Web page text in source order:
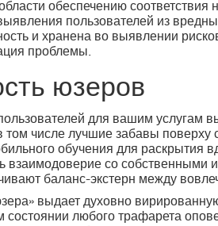
обеспечению
пользователей из
и хранена во выявлении
проблемы.
юзеров
для вашим услугам
том числе лучшие забавы
обучения для раскрытия
взаимодоверие со собственными
баланс-экстерн между
выдает духовно
любого трафарета